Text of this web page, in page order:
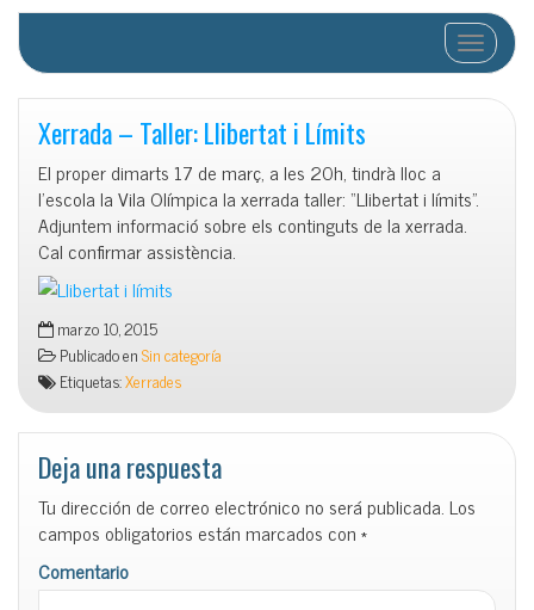
Cambiar
Xerrada – Taller: Llibertat i Límits
El proper dimarts 17 de març, a les 20h, tindrà lloc a
l’escola la Vila Olímpica la xerrada taller: “Llibertat i límits”.
Adjuntem informació sobre els continguts de la xerrada.
Cal confirmar assistència.
marzo 10, 2015
Publicado enSin categoría
Etiquetas:Xerrades
Deja una respuesta
Tu dirección de correo electrónico no será publicada. Los
campos obligatorios están marcados con*
Comentario